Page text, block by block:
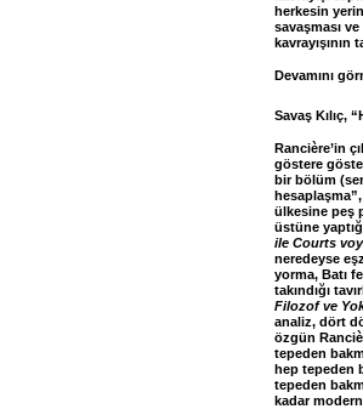
herkesin
savaşması
kavrayışının
Devamını
Savaş Kılıç,
Rancière’in
göstere
bir bölüm
ülkesine peş
üstüne
ile Courts
neredeyse
yorma, Batı
takındığı
Filozof ve
analiz, dört
özgün
tepeden
hep tepeden
tepeden
kadar